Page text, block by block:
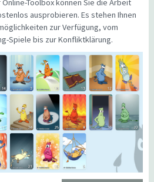
ausprobieren. Es stehen Ihnen
zur Verfügung, vom
Spiele bis zur Konfliktklärung.